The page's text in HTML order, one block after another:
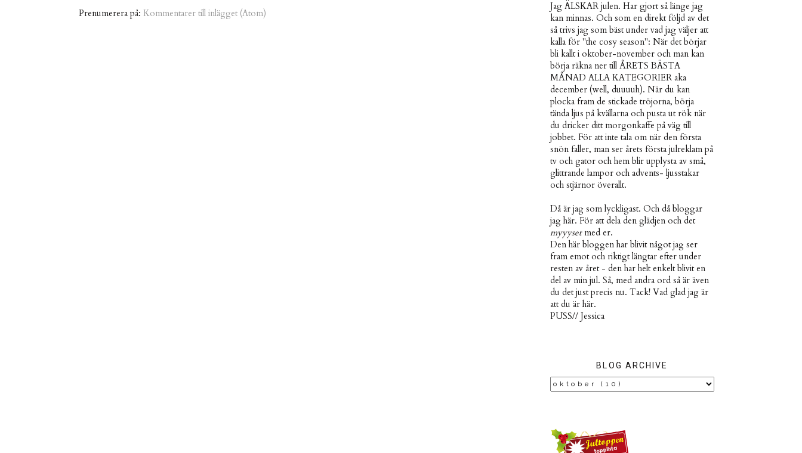
Prenumerera på: Kommentarer till inlägget (Atom)
Jag ÄLSKAR julen. Har gjort så länge jag
kan minnas. Och som en direkt följd av det
så trivs jag som bäst under vad jag väljer att
kalla för "the cosy season": När det börjar
bli kallt i oktober-november och man kan
börja räkna ner till ÅRETS BÄSTA
MÅNAD ALLA KATEGORIER aka
december (well, duuuuh). När du kan
plocka fram de stickade tröjorna, börja
tända ljus på kvällarna och pusta ut rök när
du dricker ditt morgonkaffe på väg till
jobbet. För att inte tala om när den första
snön faller, man ser årets första julreklam på
tv och gator och hem blir upplysta av små,
glittrande lampor och advents- ljusstakar
och stjärnor överallt.
Då är jag som lyckligast. Och då bloggar
jag här. För att dela den glädjen och det
myyyset med er.
Den här bloggen har blivit något jag ser
fram emot och riktigt längtar efter under
resten av året - den har helt enkelt blivit en
del av min jul. Så, med andra ord så är även
du det just precis nu. Tack! Vad glad jag är
att du är här.
PUSS// Jessica
BLOG ARCHIVE